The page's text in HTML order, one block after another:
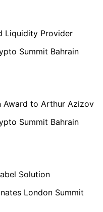
Liquidity Provider
Summit Bahrain
Award to Arthur Azizov
Summit Bahrain
Solution
London Summit